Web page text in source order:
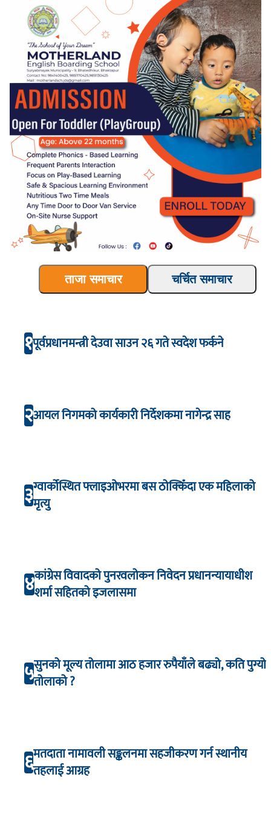
ताजा समाचार चर्चित समाचार
१पूर्वप्रधानमन्त्री देउवा साउन २६ गते स्वदेश फर्कने
२आयल निगमको कार्यकारी निर्देशकमा नागेन्द्र साह
३ग्वार्कोस्थित फ्लाइओभरमा बस ठोक्किँदा एक महिलाको
मृत्यु
४कांग्रेस विवादको पुनरवलोकन निवेदन प्रधानन्यायाधीश
शर्मा सहितको इजलासमा
५सुनको मूल्य तोलामा आठ हजार रुपैयाँले बढ्यो, कति पुग्यो
तोलाको ?
६मतदाता नामावली सङ्कलनमा सहजीकरण गर्न स्थानीय
तहलाई आग्रह